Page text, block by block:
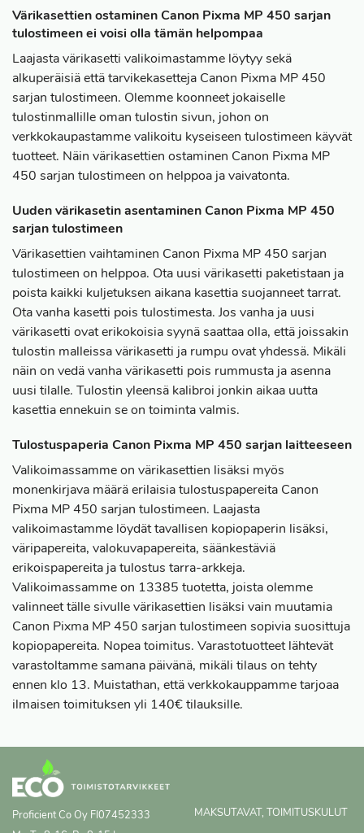
Värikasettien ostaminen Canon Pixma MP 450 sarjan
tulostimeen ei voisi olla tämän helpompaa
Laajasta värikasetti valikoimastamme löytyy sekä
alkuperäisiä että tarvikekasetteja Canon Pixma MP 450
sarjan tulostimeen. Olemme koonneet jokaiselle
tulostinmallille oman tulostin sivun, johon on
verkkokaupastamme valikoitu kyseiseen tulostimeen käyvät
tuotteet. Näin värikasettien ostaminen Canon Pixma MP
450 sarjan tulostimeen on helppoa ja vaivatonta.
Uuden värikasetin asentaminen Canon Pixma MP 450
sarjan tulostimeen
Värikasettien vaihtaminen Canon Pixma MP 450 sarjan
tulostimeen on helppoa. Ota uusi värikasetti paketistaan ja
poista kaikki kuljetuksen aikana kasettia suojanneet tarrat.
Ota vanha kasetti pois tulostimesta. Jos vanha ja uusi
värikasetti ovat erikokoisia syynä saattaa olla, että joissakin
tulostin malleissa värikasetti ja rumpu ovat yhdessä. Mikäli
näin on vedä vanha värikasetti pois rummusta ja asenna
uusi tilalle. Tulostin yleensä kalibroi jonkin aikaa uutta
kasettia ennekuin se on toiminta valmis.
Tulostuspaperia Canon Pixma MP 450 sarjan laitteeseen
Valikoimassamme on värikasettien lisäksi myös
monenkirjava määrä erilaisia tulostuspapereita Canon
Pixma MP 450 sarjan tulostimeen. Laajasta
valikoimastamme löydät tavallisen kopiopaperin lisäksi,
väripapereita, valokuvapapereita, säänkestäviä
erikoispapereita ja tulostus tarra-arkkeja.
Valikoimassamme on 13385 tuotetta, joista olemme
valinneet tälle sivulle värikasettien lisäksi vain muutamia
Canon Pixma MP 450 sarjan tulostimeen sopivia suosittuja
kopiopapereita. Nopea toimitus. Varastotuotteet lähtevät
varastoltamme samana päivänä, mikäli tilaus on tehty
ennen klo 13. Muistathan, että verkkokauppamme tarjoaa
ilmaisen toimituksen yli 140€ tilauksille.
Proficient Co Oy FI07452333
MAKSUTAVAT, TOIMITUSKULUT